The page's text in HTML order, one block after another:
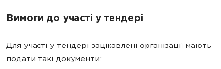
Вимоги до участі у тендері
Для участі у тендері зацікавлені організації мають
подати такі документи: